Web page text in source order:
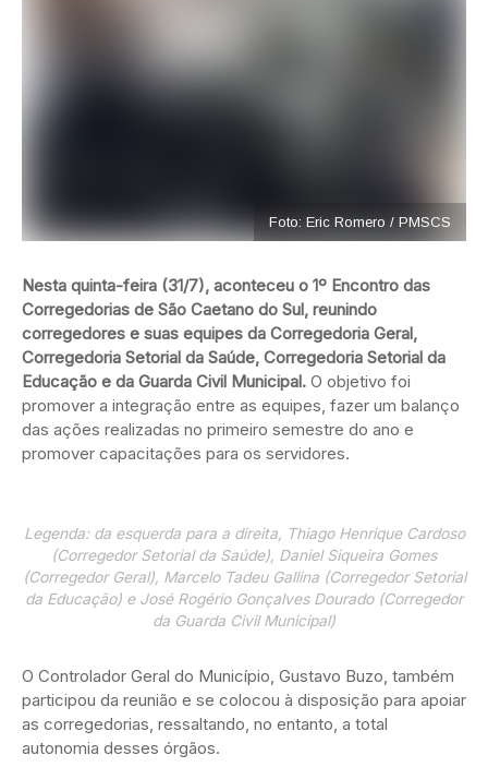
Foto: Eric Romero / PMSCS
Nesta quinta-feira (31/7), aconteceu o 1º Encontro das
Corregedorias de São Caetano do Sul, reunindo
corregedores e suas equipes da Corregedoria Geral,
Corregedoria Setorial da Saúde, Corregedoria Setorial da
Educação e da Guarda Civil Municipal. O objetivo foi
promover a integração entre as equipes, fazer um balanço
das ações realizadas no primeiro semestre do ano e
promover capacitações para os servidores.
Legenda: da esquerda para a direita, Thiago Henrique Cardoso
(Corregedor Setorial da Saúde), Daniel Siqueira Gomes
(Corregedor Geral), Marcelo Tadeu Gallina (Corregedor Setorial
da Educação) e José Rogério Gonçalves Dourado (Corregedor
da Guarda Civil Municipal)
O Controlador Geral do Município, Gustavo Buzo, também
participou da reunião e se colocou à disposição para apoiar
as corregedorias, ressaltando, no entanto, a total
autonomia desses órgãos.